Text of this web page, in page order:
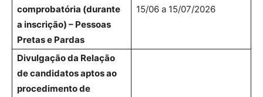
comprobatória (durante
a inscrição) – Pessoas
Pretas e Pardas
15/06 a 15/07/2026
Divulgação da Relação
de candidatos aptos ao
procedimento de